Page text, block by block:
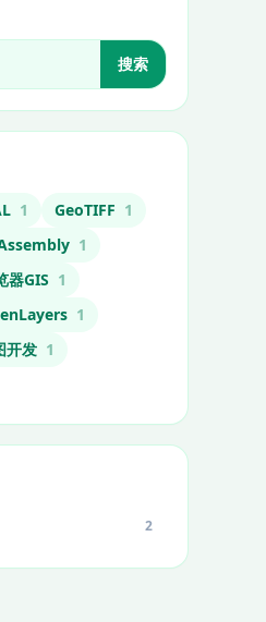
搜索
1 GeoTIFF 1
1
器GIS 1
1
开发 1
2